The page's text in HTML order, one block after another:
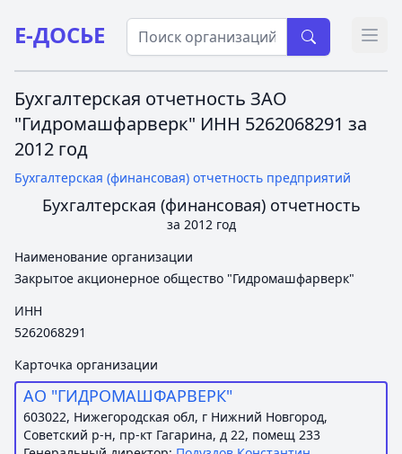
Е-ДОСЬЕ
Бухгалтерская отчетность ЗАО
"Гидромашфарверк" ИНН 5262068291 за
2012 год
Бухгалтерская (финансовая) отчетность предприятий
Бухгалтерская (финансовая) отчетность
за 2012 год
Наименование организации
Закрытое акционерное общество "Гидромашфарверк"
ИНН
5262068291
Карточка организации
АО "ГИДРОМАШФАРВЕРК"
603022, Нижегородская обл, г Нижний Новгород,
Советский р-н, пр-кт Гагарина, д 22, помещ 233